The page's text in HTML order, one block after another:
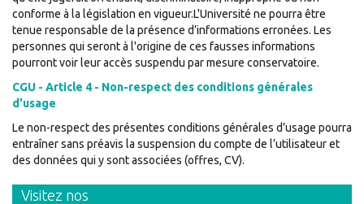
conforme à la législation en vigueur.L'Université ne pourra être
tenue responsable de la présence d’informations erronées. Les
personnes qui seront à l'origine de ces fausses informations
pourront voir leur accès suspendu par mesure conservatoire.
CGU - Article 4 - Non-respect des conditions générales
d'usage
Le non-respect des présentes conditions générales d’usage pourra
entraîner sans préavis la suspension du compte de l’utilisateur et
des données qui y sont associées (offres, CV).
Visitez nos